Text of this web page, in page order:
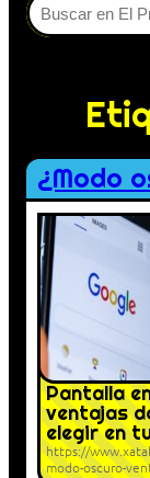
¿Modo
Pantalla
ventajas
elegir en
https://
modo-oscuro-